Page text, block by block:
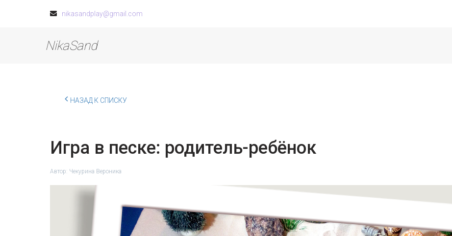
nikasandplay@gmail.com
NikaSand
НАЗАД К СПИСКУ
Игра в песке: родитель-ребёнок
Автор: Чекурина Вероника